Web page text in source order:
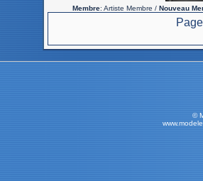
Membre: Artiste Membre / Nouveau
©